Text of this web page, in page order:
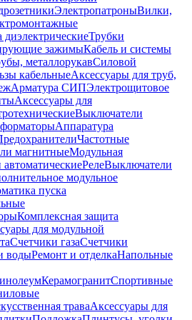
ЭлектропатроныВилки,
диэлектрическиеТрубки
зажимыКабель и системы
металлорукавСиловой
кабельныеАксессуары для труб,
Арматура СИПЭлектрощитовое
Аксессуары для
Выключатели
Аппаратура
Частотные
магнитныеМодульная
РелеВыключатели
модульное
пуска
Комплексная защита
для модульной
Счетчики газаСчетчики
водыРемонт и отделкаНапольные
КерамогранитСпортивные
траваАксессуары для